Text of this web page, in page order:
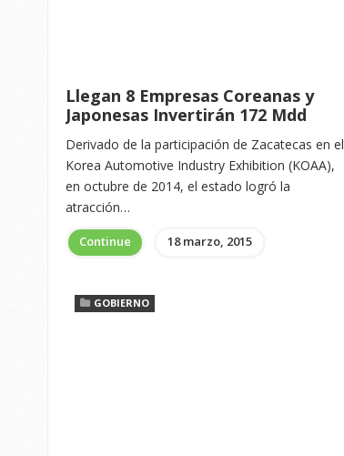
Llegan 8 Empresas Coreanas y
Japonesas Invertirán 172 Mdd
Derivado de la participación de Zacatecas en el
Korea Automotive Industry Exhibition (KOAA),
en octubre de 2014, el estado logró la
atracción…
Continue 18 marzo, 2015
GOBIERNO